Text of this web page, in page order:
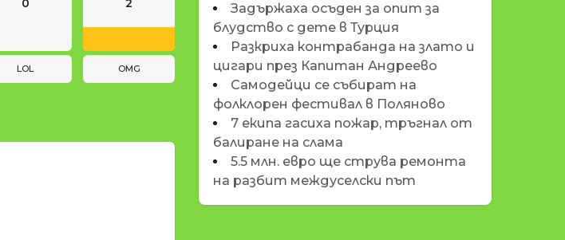
0
LOL
2
OMG
Задържаха осъден за опит за
блудство с дете в Турция
Разкриха контрабанда на злато и
цигари през Капитан Андреево
Самодейци се събират на
фолклорен фестивал в Поляново
7 екипа гасиха пожар, тръгнал от
балиране на слама
5.5 млн. евро ще струва ремонта
на разбит междуселски път